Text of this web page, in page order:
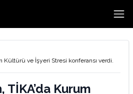
Kültürü ve İşyeri Stresi konferansı verdi.
TİKA’da Kurum